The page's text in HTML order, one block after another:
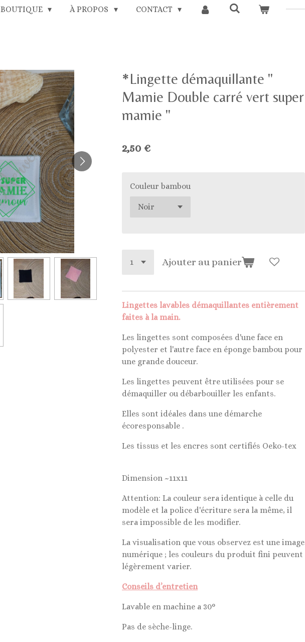
BOUTIQUE À PROPOS CONTACT
*Lingette démaquillante "
Mamie Double carré vert super
mamie "
2,50 €
Couleur bambou
Ajouter au panier
Lingettes lavables démaquillantes entièrement
faites à la main.
Les lingettes sont composées d'une face en
polyester et l'autre face en éponge bambou pour
une grande douceur.
Les lingettes peuvent être utilisées pour se
démaquiller ou débarbouiller les enfants.
Elles sont idéales dans une démarche
écoresponsable .
Les tissus et les encres sont certifiés Oeko-tex
Dimension ~11x11
Attention: La couleur sera identique à celle du
modèle et la police d'écriture sera la même, il
sera impossible de les modifier.
La visualisation que vous observez est une image
numérique ; les couleurs du produit fini peuvent
légèrement varier.
Conseils d’entretien
Lavable en machine a 30°
Pas de sèche-linge.